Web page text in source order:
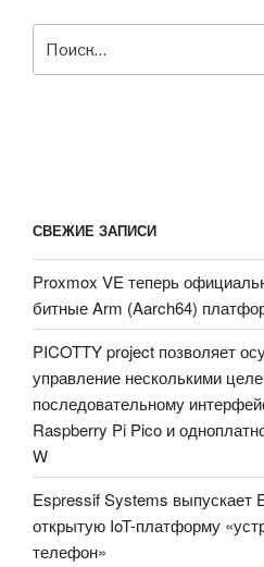
СВЕЖИЕ ЗАПИСИ
Proxmox VE теперь
битные Arm (Aarch64)
PICOTTY project позволяет
управление несколькими
последовательному
Raspberry Pi Pico и
W
Espressif Systems выпускает
открытую IoT-платформу
телефон»